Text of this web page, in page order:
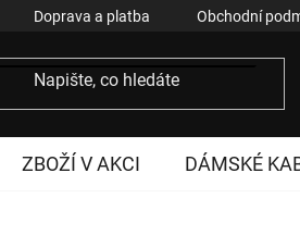
Doprava a platba Obchodní
ZBOŽÍ V AKCI DÁMSKÉ